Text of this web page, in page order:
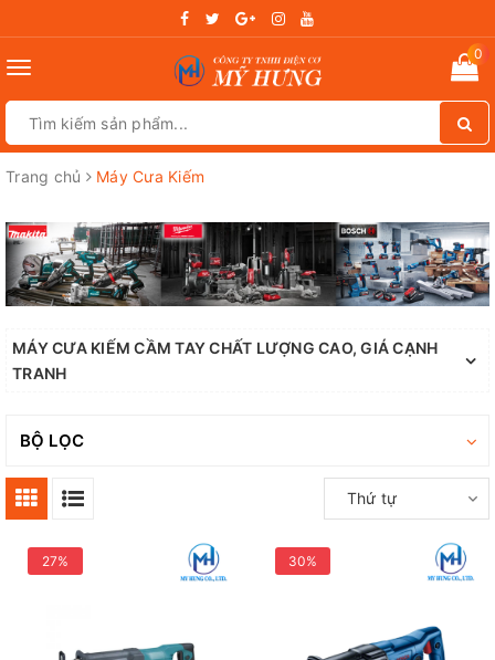
Toggle
0
Trang chủ Máy Cưa Kiếm
MÁY CƯA KIẾM CẦM TAY CHẤT LƯỢNG CAO, GIÁ CẠNH
TRANH
BỘ LỌC
Thứ tự
27% 30%